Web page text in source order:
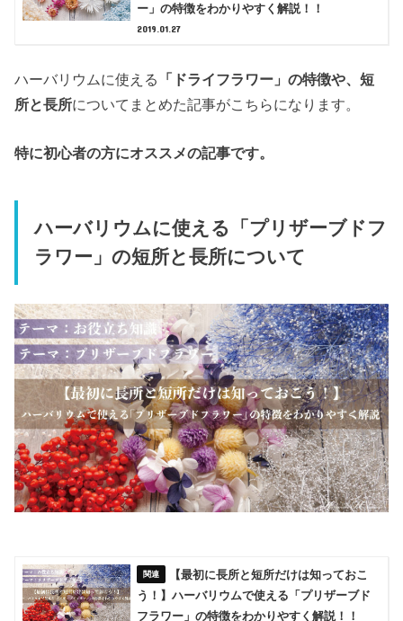
ー」の特徴をわかりやすく解説！！
2019.01.27
ハーバリウムに使える
「ドライフラワー」の特徴や、短
所と長所についてまとめた記事がこちらになります。
特に初心者の方にオススメの記事です。
ハーバリウムに使える「プリザーブドフ
ラワー」の短所と長所について
【最初に長所と短所だけは知っておこ
う！】ハーバリウムで使える「プリザーブド
フラワー」の特徴をわかりやすく解説！！